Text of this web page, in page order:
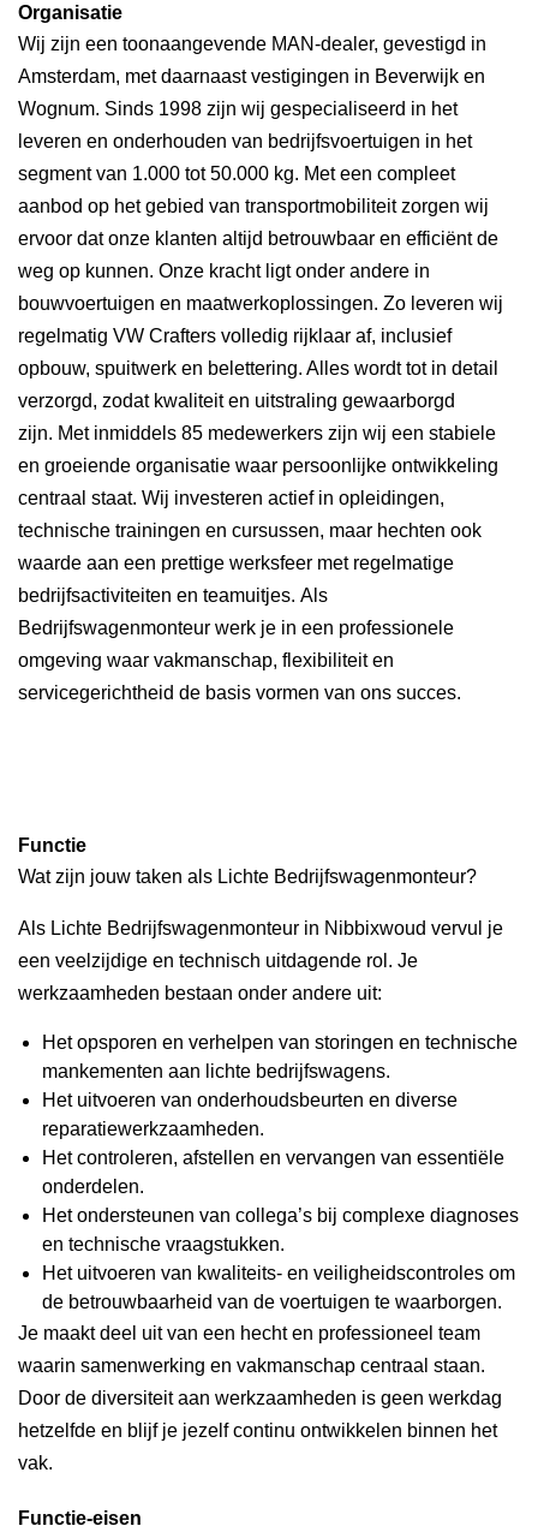
Organisatie
Wij zijn een toonaangevende MAN-dealer, gevestigd in
Amsterdam, met daarnaast vestigingen in Beverwijk en
Wognum. Sinds 1998 zijn wij gespecialiseerd in het
leveren en onderhouden van bedrijfsvoertuigen in het
segment van 1.000 tot 50.000 kg. Met een compleet
aanbod op het gebied van transportmobiliteit zorgen wij
ervoor dat onze klanten altijd betrouwbaar en efficiënt de
weg op kunnen. Onze kracht ligt onder andere in
bouwvoertuigen en maatwerkoplossingen. Zo leveren wij
regelmatig VW Crafters volledig rijklaar af, inclusief
opbouw, spuitwerk en belettering. Alles wordt tot in detail
verzorgd, zodat kwaliteit en uitstraling gewaarborgd
zijn. Met inmiddels 85 medewerkers zijn wij een stabiele
en groeiende organisatie waar persoonlijke ontwikkeling
centraal staat. Wij investeren actief in opleidingen,
technische trainingen en cursussen, maar hechten ook
waarde aan een prettige werksfeer met regelmatige
bedrijfsactiviteiten en teamuitjes. Als
Bedrijfswagenmonteur werk je in een professionele
omgeving waar vakmanschap, flexibiliteit en
servicegerichtheid de basis vormen van ons succes.
Functie
Wat zijn jouw taken als Lichte Bedrijfswagenmonteur?
Als Lichte Bedrijfswagenmonteur in Nibbixwoud vervul je
een veelzijdige en technisch uitdagende rol. Je
werkzaamheden bestaan onder andere uit:
Het opsporen en verhelpen van storingen en technische
mankementen aan lichte bedrijfswagens.
Het uitvoeren van onderhoudsbeurten en diverse
reparatiewerkzaamheden.
Het controleren, afstellen en vervangen van essentiële
onderdelen.
Het ondersteunen van collega’s bij complexe diagnoses
en technische vraagstukken.
Het uitvoeren van kwaliteits- en veiligheidscontroles om
de betrouwbaarheid van de voertuigen te waarborgen.
Je maakt deel uit van een hecht en professioneel team
waarin samenwerking en vakmanschap centraal staan.
Door de diversiteit aan werkzaamheden is geen werkdag
hetzelfde en blijf je jezelf continu ontwikkelen binnen het
vak.
Functie-eisen